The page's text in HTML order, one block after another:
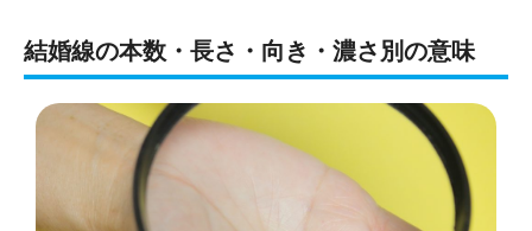
結婚線の本数・長さ・向き・濃さ別の意味